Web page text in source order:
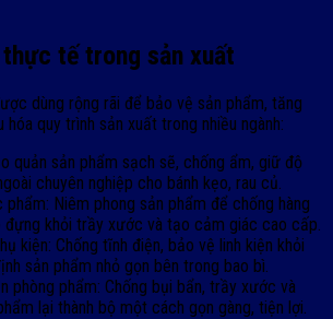
tế trong sản xuất
dùng rộng rãi để bảo vệ sản phẩm, tăng
quy trình sản xuất trong nhiều ngành:
quản sản phẩm sạch sẽ, chống ẩm, giữ độ
chuyên nghiệp cho bánh kẹo, rau củ.
Niêm phong sản phẩm để chống hàng
đựng khỏi trầy xước và tạo cảm giác cao cấp.
kiện: Chống tĩnh điện, bảo vệ linh kiện khỏi
sản phẩm nhỏ gọn bên trong bao bì.
phòng phẩm: Chống bụi bẩn, trầy xước và
lại thành bộ một cách gọn gàng, tiện lợi.